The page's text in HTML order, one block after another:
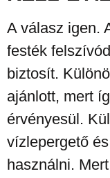
A válasz igen.
festék
biztosít.
ajánlott, mert
érvényesül.
vízlepergető
használni.